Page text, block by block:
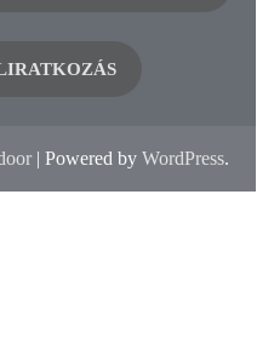
| Powered by WordPress.